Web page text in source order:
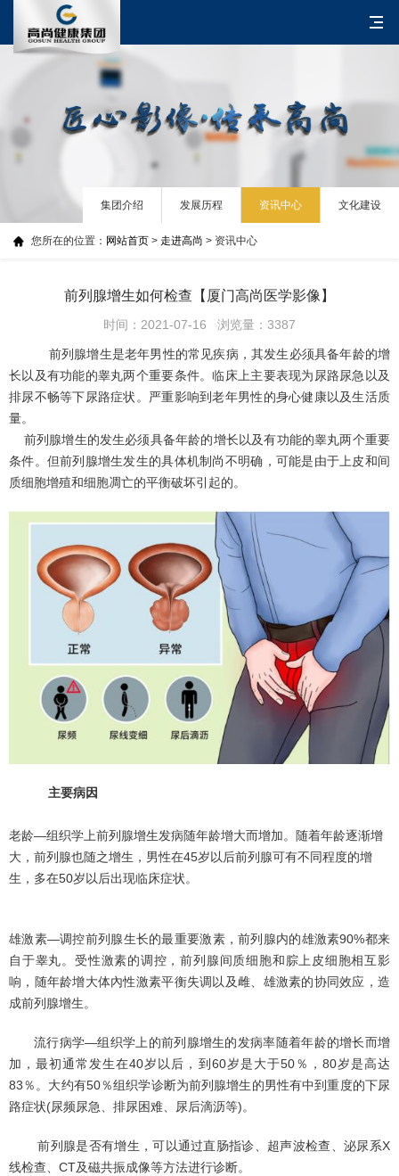
您所在的位置： 网站首页 > 走进高尚 > 资讯中心
集团介绍 发展历程 资讯中心 文化建设
前列腺增生如何检查【厦门高尚医学影像】
时间：2021-07-16 浏览量：3387
前列腺增生是老年男性的常见疾病，其发生必须具备年龄的增
长以及有功能的睾丸两个重要条件。临床上主要表现为尿路尿急以及
排尿不畅等下尿路症状。严重影响到老年男性的身心健康以及生活质
量。
前列腺增生的发生必须具备年龄的增长以及有功能的睾丸两个重要
条件。但前列腺增生发生的具体机制尚不明确，可能是由于上皮和间
质细胞增殖和细胞凋亡的平衡破坏引起的。
主要病因
老龄—组织学上前列腺增生发病随年龄增大而增加。随着年龄逐渐增
大，前列腺也随之增生，男性在45岁以后前列腺可有不同程度的增
生，多在50岁以后出现临床症状。
雄激素—调控前列腺生长的最重要激素，前列腺内的雄激素90%都来
自于睾丸。受性激素的调控，前列腺间质细胞和腙上皮细胞相互影
响，随年龄增大体內性激素平衡失调以及雌、雄激素的协同效应，造
成前列腺增生。
流行病学—组织学上的前列腺增生的发病率随着年龄的增长而增
加，最初通常发生在40岁以后，到60岁是大于50％，80岁是高达
83％。大约有50％组织学诊断为前列腺增生的男性有中到重度的下尿
路症状(尿频尿急、排尿困难、尿后滴沥等)。
前列腺是否有增生，可以通过直肠指诊、超声波检查、泌尿系X
线检查、CT及磁共振成像等方法进行诊断。